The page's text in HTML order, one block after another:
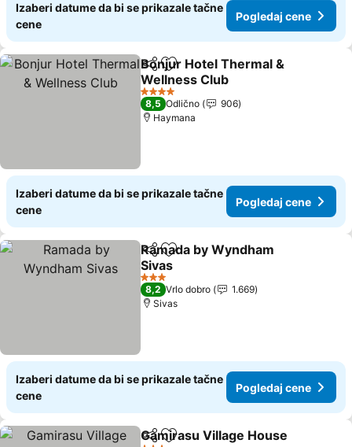
Izaberi datume da bi se prikazale tačne
cene
Pogledaj cene
Deli Dodati u favorite
Bonjur Hotel Thermal &
Wellness Club
4 Zvezdice
8,5 Odlično
906
Haymana
Izaberi datume da bi se prikazale tačne
cene
Pogledaj cene
Deli Dodati u favorite
Ramada by Wyndham
Sivas
3 Zvezdice
8,2 Vrlo dobro
1.669
Sivas
Izaberi datume da bi se prikazale tačne
cene
Pogledaj cene
Deli Dodati u favorite
Gamirasu Village House